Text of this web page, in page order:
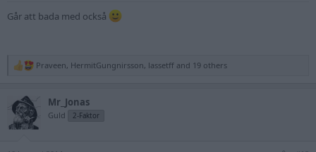
Går att bada med också
R
c
t
i
o
Praveen, HermitGungnirsson, lassetff and 19 others
Mr_Jonas
Guld 2-Faktor